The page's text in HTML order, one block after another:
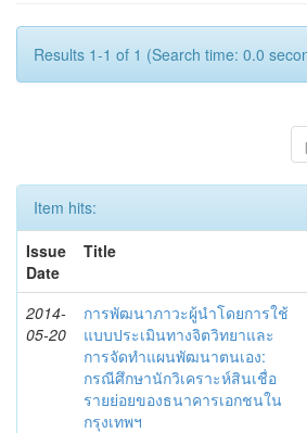
Results 1-1 of 1 (Search time: 0.0
Item hits:
Issue
Date
Title
2014-
05-20
การพัฒนาภาวะผู้นำโดยการใช้
แบบประเมินทางจิตวิทยาและ
การจัดทำแผนพัฒนาตนเอง:
กรณีศึกษานักวิเคราะห์สินเชื่อ
รายย่อยของธนาคารเอกชนใน
กรุงเทพฯ